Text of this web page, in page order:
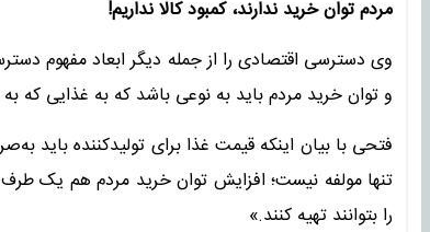
مردم توان خرید ندارند، کمبود کالا نداریم!
وی دسترسی اقتصادی را از جمله دیگر ابعاد مفهوم
و توان خرید مردم باید به نوعی باشد که به غذایی که
فتحی با بیان اینکه قیمت غذا برای تولیدکننده باید
تنها مولفه نیست؛ افزایش توان خرید مردم هم یک
را بتوانند تهیه کنند.»